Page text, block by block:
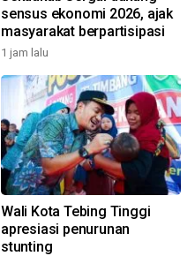
sensus ekonomi 2026, ajak
masyarakat berpartisipasi
1 jam lalu
Wali Kota Tebing Tinggi
apresiasi penurunan
stunting